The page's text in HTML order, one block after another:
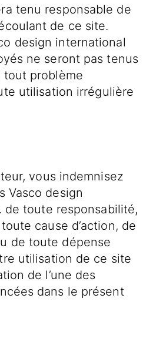
tenu responsable de
de ce site.
design international
ne seront pas tenus
tout problème
utilisation irrégulière
vous indemnisez
Vasco design
de toute responsabilité,
cause d’action, de
de toute dépense
utilisation de ce site
de l’une des
dans le présent